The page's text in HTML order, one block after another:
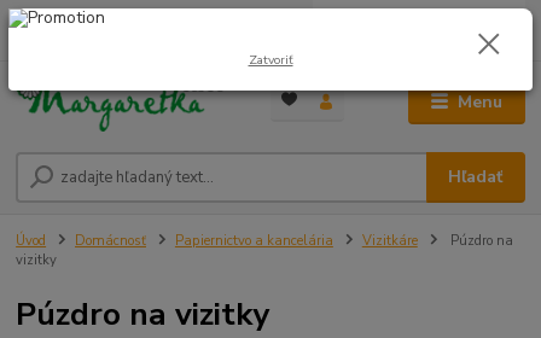
Menu
Hľadať
0948 236 042
0,00 €
Úvod Domácnosť Papiernictvo a kancelária Vizitkáre
Púzdro na
vizitky
Púzdro na vizitky
Zatvoriť